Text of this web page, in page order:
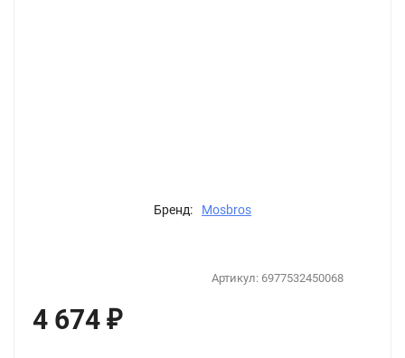
Бренд: Mosbros
Артикул: 6977532450068
4 674 ₽